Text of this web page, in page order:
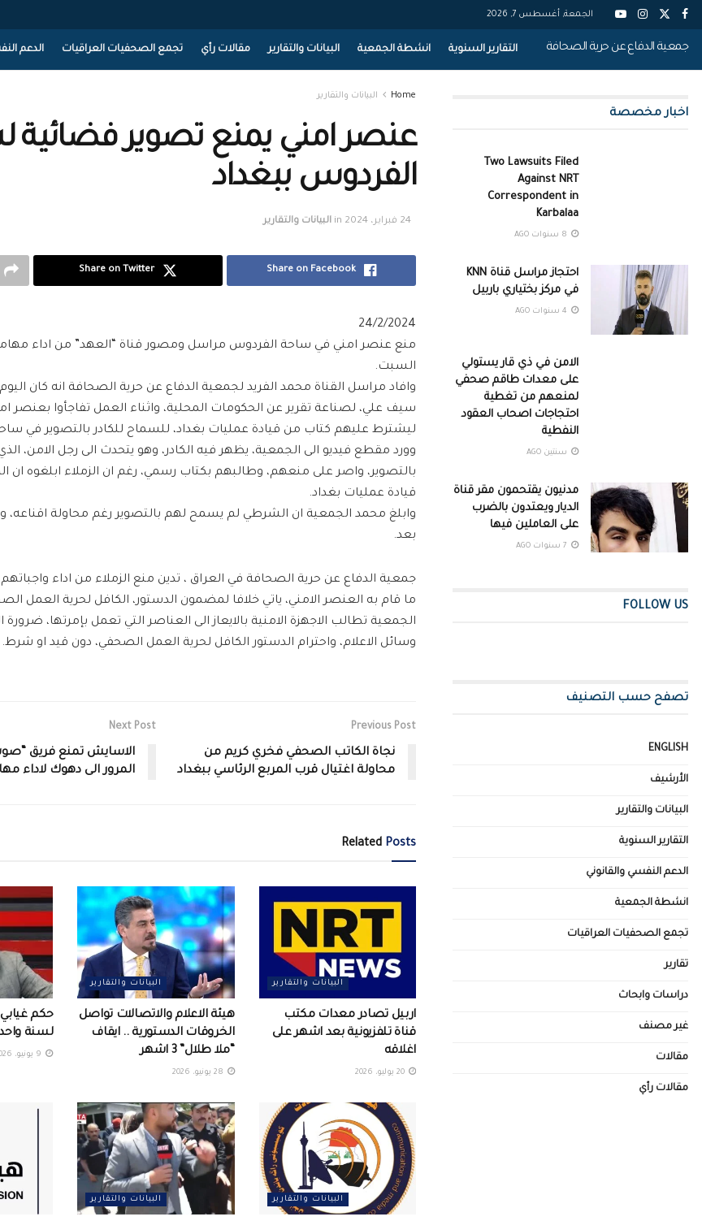
الجمعة, أغسطس 7, 2026
جمعية الدفاع عن حرية الصحافة التقارير السنوية انشطة الجمعية البيانات والتقارير مقالات رأي تجمع الصحفيات العراقيات الدعم
Home البيانات والتقارير
عنصر امني يمنع تصوير فضائية
الفردوس ببغداد
24 فبراير، 2024 in البيانات والتقارير
Share on Facebook
Share on Twitter
24/2/2024
منع عنصر امني في ساحة الفردوس مراسل ومصور قناة “العهد” من اداء
السبت.
وافاد مراسل القناة محمد الفريد لجمعية الدفاع عن حرية الصحافة انه كان
سيف علي، لصناعة تقرير عن الحكومات المحلية، واثناء العمل تفاجأوا بعنصر
ليشترط عليهم كتاب من قيادة عمليات بغداد، للسماح للكادر بالتصوير في
وورد مقطع فيديو الى الجمعية، يظهر فيه الكادر، وهو يتحدث الى رجل الامن،
بالتصوير، واصر على منعهم، وطالبهم بكتاب رسمي، رغم ان الزملاء ابلغوه ان
قيادة عمليات بغداد.
وابلغ محمد الجمعية ان الشرطي لم يسمح لهم بالتصوير رغم محاولة اقناعه،
بعد.
جمعية الدفاع عن حرية الصحافة في العراق ، تدين منع الزملاء من اداء
ما قام به العنصر الامني، ياتي خلافا لمضمون الدستور، الكافل لحرية العمل
الجمعية تطالب الاجهزة الامنية بالايعاز الى العناصر التي تعمل بإمرتها،
وسائل الاعلام، واحترام الدستور الكافل لحرية العمل الصحفي، دون قيد او شرط.
Previous Post
نجاة الكاتب الصحفي فخري كريم من
محاولة اغتيال قرب المربع الرئاسي ببغداد
Next Post
الاسايش تمنع فريق
المرور الى دهوك لاداء
Related Posts
البيانات والتقارير
اربيل تصادر معدات مكتب
قناة تلفزيونية بعد اشهر على
اغلاقه
البيانات والتقارير
هيئة الاعلام والاتصالات تواصل
الخروقات الدستورية .. ايقاف
“ملا طلال” 3 اشهر
حكم
لسنة
البيانات والتقارير البيانات والتقارير
اخبار مخصصة
Two Lawsuits Filed
Against NRT
Correspondent in
Karbalaa
احتجاز مراسل قناة KNN
في مركز بختياري باربيل
الامن في ذي قار يستولي
على معدات طاقم صحفي
لمنعهم من تغطية
احتجاجات اصحاب العقود
النفطية
سنتين AGO
مدنيون يقتحمون مقر قناة
الديار ويعتدون بالضرب
على العاملين فيها
FOLLOW US
تصفح حسب التصنيف
ENGLISH
الأرشيف
البيانات والتقارير
التقارير السنوية
الدعم النفسي والقانوني
انشطة الجمعية
تجمع الصحفيات العراقيات
تقارير
دراسات وابحاث
غير مصنف
مقالات
مقالات رأي